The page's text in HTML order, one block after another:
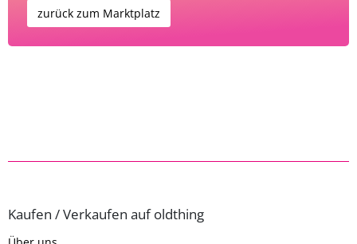
zurück zum Marktplatz
Kaufen / Verkaufen auf oldthing